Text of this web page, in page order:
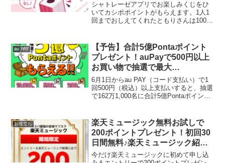
シャトレーゼアプリでお楽しみくじをひ
いてカシポポイントがもらえます。1人1
回までおしえてくれたともりさんは100ポ
たポイントは6/2まに来店するともらえま
す。100ポ...
au PAY
【予告】合計5億Pontaポイント
プレゼント！auPayで500円以上
お買い物で抽選で最大
10,000Pontaポイントがもらえ
る！6/1～30
6月1日からau PAY（コード支払い）で1
回500円（税込）以上支払いすると、抽選
で162万1,000名に合計5億Pontaポイント
10,000ポイント ...
お役立ち
楽天ミュージック無料お試しで
200ポイントプレゼント！初回30
日間無料♪楽天ミュージック紹介
キャンペーン1人紹介で1000ポイ
今だけ楽天ミュージックに初めて申し込